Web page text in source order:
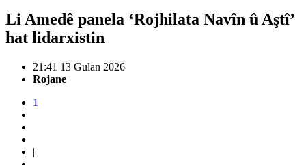
Li Amedê panela ‘Rojhilata Navîn û Aştî’
hat lidarxistin
21:41 13 Gulan 2026
Rojane
1
|